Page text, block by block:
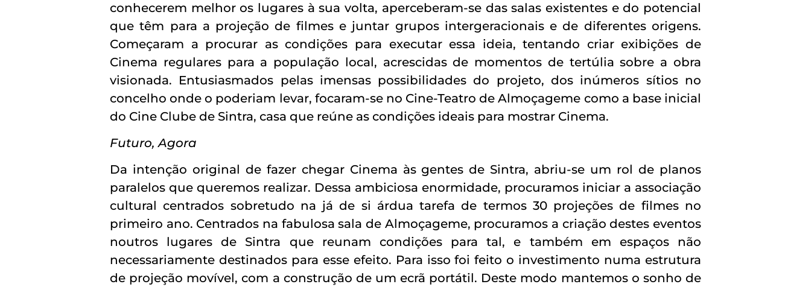
conhecerem melhor os lugares à sua volta, aperceberam-se das salas existentes e do potencial
que têm para a projeção de filmes e juntar grupos intergeracionais e de diferentes origens.
Começaram a procurar as condições para executar essa ideia, tentando criar exibições de
Cinema regulares para a população local, acrescidas de momentos de tertúlia sobre a obra
visionada. Entusiasmados pelas imensas possibilidades do projeto, dos inúmeros sítios no
concelho onde o poderiam levar, focaram-se no Cine-Teatro de Almoçageme como a base inicial
do Cine Clube de Sintra, casa que reúne as condições ideais para mostrar Cinema.
Futuro, Agora
Da intenção original de fazer chegar Cinema às gentes de Sintra, abriu-se um rol de planos
paralelos que queremos realizar. Dessa ambiciosa enormidade, procuramos iniciar a associação
cultural centrados sobretudo na já de si árdua tarefa de termos 30 projeções de filmes no
primeiro ano. Centrados na fabulosa sala de Almoçageme, procuramos a criação destes eventos
noutros lugares de Sintra que reunam condições para tal, e também em espaços não
necessariamente destinados para esse efeito. Para isso foi feito o investimento numa estrutura
de projeção movível, com a construção de um ecrã portátil. Deste modo mantemos o sonho de